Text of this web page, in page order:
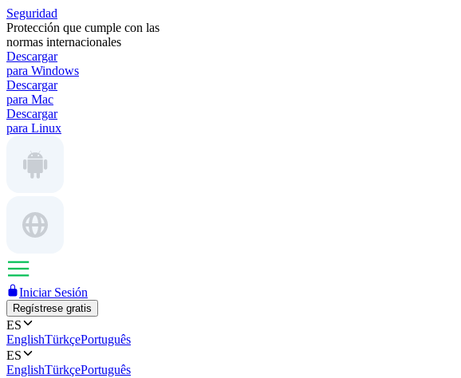
Seguridad
Protección que cumple con las
normas internacionales
Descargar
para Windows
Descargar
para Mac
Descargar
para Linux
Iniciar Sesión
Regístrese gratis
ES
EnglishTürkçePortuguês
ES
EnglishTürkçePortuguês